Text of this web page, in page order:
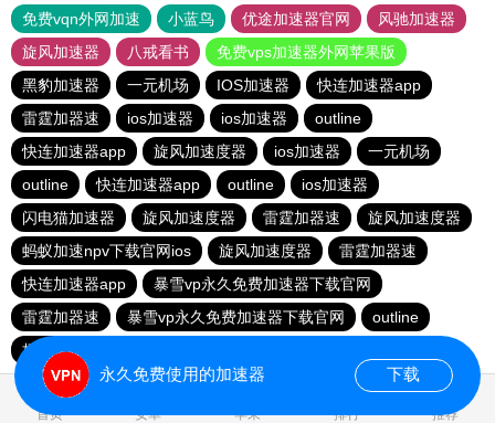
免费vqn外网加速
小蓝鸟 优途加速器官网
风驰加速器
旋风加速器
八戒看书
免费vps加速器外网苹果版
黑豹加速器
一元机场 IOS加速器
快连加速器app
雷霆加器速
ios加速器 ios加速器
outline
快连加速器app
旋风加速度器 ios加速器
一元机场
outline
快连加速器app outline
ios加速器
闪电猫加速器
旋风加速度器 雷霆加器速
旋风加速度器
蚂蚁加速npv下载官网ios
旋风加速度器
雷霆加器速
快连加速器app
暴雪vp永久免费加速器下载官网
雷霆加器速
暴雪vp永久免费加速器下载官网
outline
极光加速器
首页 安卓 苹果 排行 推荐
永久免费使用的加速器 下载
1.207435s